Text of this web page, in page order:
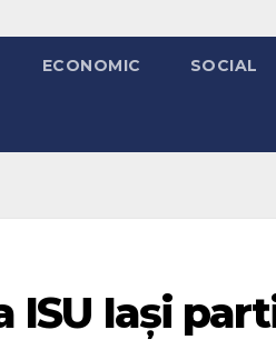
ECONOMIC SOCIAL
ISU Iași